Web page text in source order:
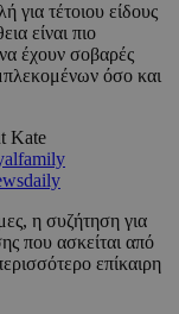
για τέτοιου είδους
είναι πιο
έχουν σοβαρές
όσο και
Kate
η συζήτηση για
που ασκείται από
επίκαιρη